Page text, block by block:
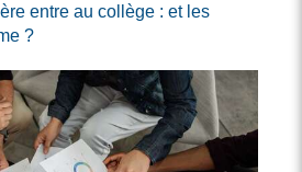
entre au collège : et les
?